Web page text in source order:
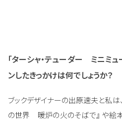
「ターシャ・テューダー ミニミ
ンしたきっかけは何でしょうか？
ブックデザイナーの出原速夫と私は
の世界 暖炉の火のそばで』 や絵本